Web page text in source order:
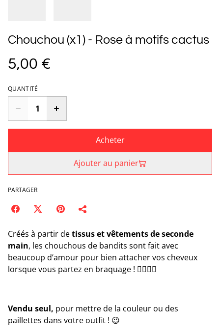
Chouchou (x1) - Rose à motifs cactus
5,00 €
QUANTITÉ
Acheter
Ajouter au panier
PARTAGER
Créés à partir detissus et vêtements de seconde
main, les chouchous de bandits sont fait avec
beaucoup d’amour pour bien attacher vos cheveux
lorsque vous partez en braquage ! 🦹🏼‍♀️✨
Vendu seul, pour mettre de la couleur ou des
paillettes dans votre outfit ! 😉